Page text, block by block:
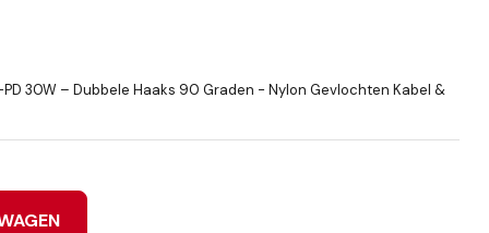
PD 30W – Dubbele Haaks 90 Graden - Nylon Gevlochten Kabel &